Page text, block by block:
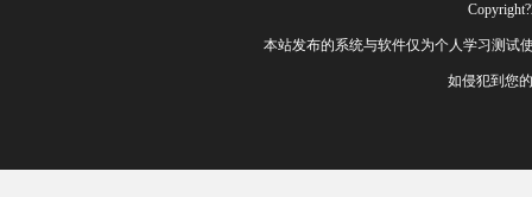
本站发布的系统与软件仅为个人学习测试
如侵犯到您